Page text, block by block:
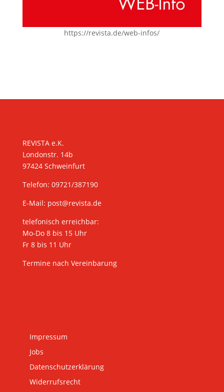
https://revista.de/web-infos/
REVISTA e.K.
Londonstr. 14b
97424 Schweinfurt
Telefon: 09721/387190
E-Mail: post@revista.de
telefonisch erreichbar:
Mo-Do 8 bis 15 Uhr
Fr 8 bis 11 Uhr
Termine nach Vereinbarung
Impressum
Jobs
Datenschutzerklärung
Widerrufsrecht